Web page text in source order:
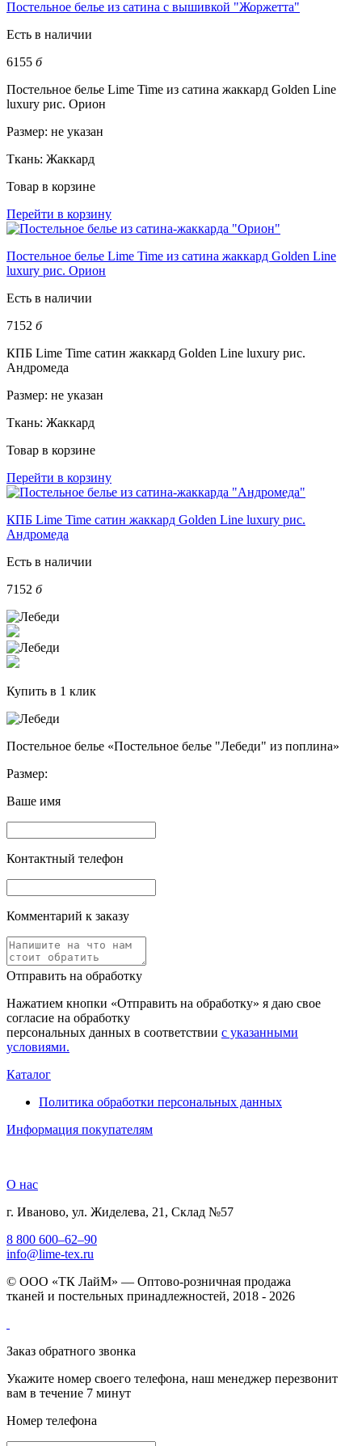
Постельное белье из сатина с вышивкой "Жоржетта"
Есть в наличии
6155 б
Постельное белье Lime Time из сатина жаккард Golden Line
luxury рис. Орион
Размер: не указан
Ткань: Жаккард
Товар в корзине
Перейти в корзину
Постельное белье Lime Time из сатина жаккард Golden Line
luxury рис. Орион
Есть в наличии
7152 б
КПБ Lime Time сатин жаккард Golden Line luxury рис.
Андромеда
Размер: не указан
Ткань: Жаккард
Товар в корзине
Перейти в корзину
КПБ Lime Time сатин жаккард Golden Line luxury рис.
Андромеда
Есть в наличии
7152 б
Купить в 1 клик
Постельное белье «Постельное белье "Лебеди" из поплина»
Размер:
Ваше имя
Контактный телефон
Комментарий к заказу
Отправить на обработку
Нажатием кнопки «Отправить на обработку» я даю свое
согласие на обработку
персональных данных в соответствии с указанными
условиями.
Каталог
Политика обработки персональных данных
Информация покупателям
О нас
г. Иваново, ул. Жиделева, 21, Склад №57
8 800 600–62–90
info@lime-tex.ru
© ООО «ТК ЛайМ» — Оптово-розничная продажа
тканей и постельных принадлежностей, 2018 - 2026
Заказ обратного звонка
Укажите номер своего телефона, наш менеджер перезвонит
вам в течение 7 минут
Номер телефона